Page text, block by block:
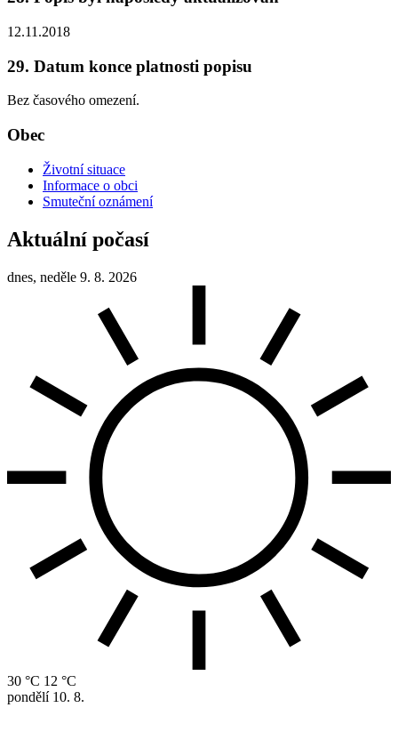
12.11.2018
29. Datum konce platnosti popisu
Bez časového omezení.
Obec
Životní situace
Informace o obci
Smuteční oznámení
Aktuální počasí
dnes, neděle 9. 8. 2026
30 °C 12 °C
pondělí 10. 8.